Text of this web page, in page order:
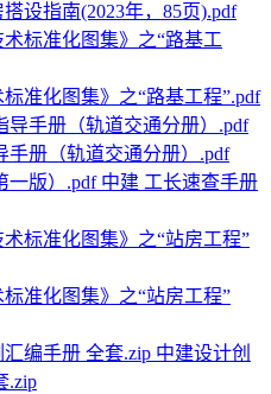
设指南(2023年，85页).pdf
准化图集》之“路基工程”.pdf
手册（轨道交通分册）.pdf
中建 工长速查手册
准化图集》之“站房工程”
中建设计创
.zip